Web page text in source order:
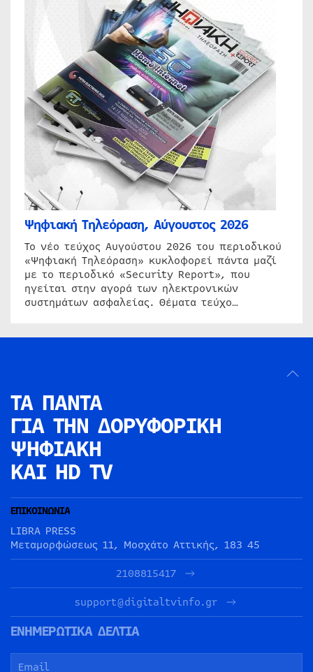
Ψηφιακή Τηλεόραση, Αύγουστος 2026
Το νέο τεύχος Αυγούστου 2026 του περιοδικού
«Ψηφιακή Τηλεόραση» κυκλοφορεί πάντα μαζί
με το περιοδικό «Security Report», που
ηγείται στην αγορά των ηλεκτρονικών
συστημάτων ασφαλείας. Θέματα τεύχο…
ΤΑ ΠΑΝΤΑ
ΓΙΑ ΤΗΝ ΔΟΡΥΦΟΡΙΚΗ
ΨΗΦΙΑΚΗ
ΚΑΙ HD TV
ΕΠΙΚΟΙΝΩΝΙΑ
LIBRA PRESS
Μεταμορφώσεως 11, Μοσχάτο Αττικής, 183 45
2108815417
support@digitaltvinfo.gr
ΕΝΗΜΕΡΩΤΙΚΑ ΔΕΛΤΙΑ